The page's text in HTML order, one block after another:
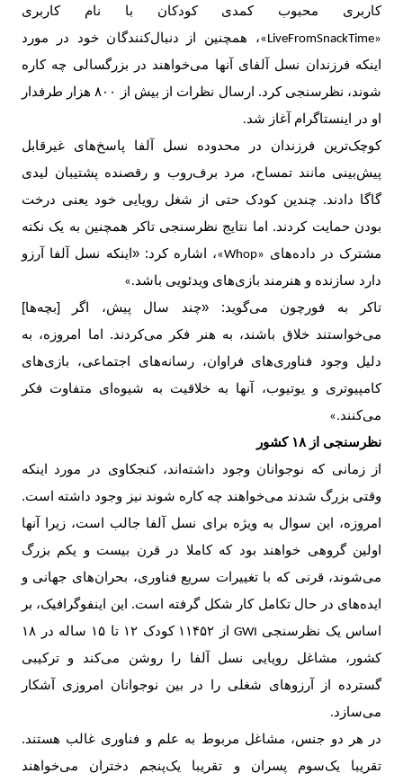
کاربری محبوب کمدی کودکان با نام کاربری
«LiveFromSnackTime»
، همچنین از دنبال‌کنندگان خود در مورد
اینکه فرزندان نسل آلفای آنها می‌خواهند در بزرگسالی چه کاره
شوند، نظرسنجی کرد. ارسال نظرات از بیش از ۸۰۰ هزار طرفدار
او در اینستاگرام آغاز شد.
کوچک‌ترین فرزندان در محدوده نسل آلفا پاسخ‌های غیرقابل
پیش‌بینی مانند تمساح، مرد برف‌روب و رقصنده پشتیبان لیدی
گاگا دادند. چندین کودک حتی از شغل رویایی خود یعنی درخت
بودن حمایت کردند. اما نتایج نظرسنجی تاکر همچنین به یک نکته
مشترک در داده‌های «Whop»
، اشاره کرد: «اینکه نسل آلفا آرزو
دارد سازنده و هنرمند بازی‌های ویدئویی باشد.»
تاکر به فورچون می‌گوید: «چند سال پیش، اگر [بچه‌ها]
می‌خواستند خلاق باشند، به هنر فکر می‌کردند. اما امروزه، به
دلیل وجود فناوری‌های فراوان، رسانه‌های اجتماعی، بازی‌های
کامپیوتری و یوتیوب، آنها به خلاقیت به شیوه‌ای متفاوت فکر
می‌کنند.»
نظرسنجی از ۱۸ کشور
از زمانی که نوجوانان وجود داشته‌اند، کنجکاوی در مورد اینکه
وقتی بزرگ شدند می‌خواهند چه کاره شوند نیز وجود داشته است.
امروزه، این سوال به ویژه برای نسل آلفا جالب است، زیرا آنها
اولین گروهی خواهند بود که کاملا در قرن بیست و یکم بزرگ
می‌شوند، قرنی که با تغییرات سریع فناوری، بحران‌های جهانی و
ایده‌های در حال تکامل کار شکل گرفته است. این اینفوگرافیک، بر
اساس یک نظرسنجی
از ۱۱۴۵۲ کودک۱۲ تا ۱۵ ساله در۱۸
کشور، مشاغل رویایی نسل آلفا را روشن می‌کند و ترکیبی
گسترده از آرزوهای شغلی را در بین نوجوانان امروزی آشکار
می‌سازد.
در هر دو جنس، مشاغل مربوط به علم و فناوری غالب هستند.
تقریبا یک‌سوم پسران و تقریبا یک‌پنجم دختران می‌خواهند